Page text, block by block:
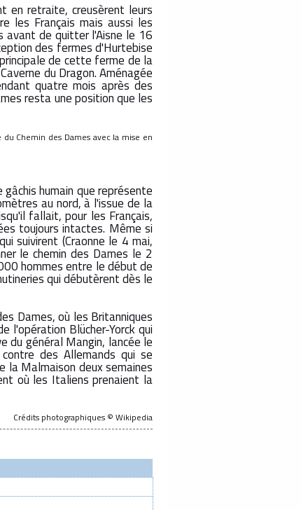
en retraite, creusèrent leurs
les Français mais aussi les
avant de quitter l'Aisne le 16
des fermes d'Hurtebise
de cette ferme de la
du Dragon. Aménagée
quatre mois après des
resta une position que les
Chemin des Dames avec la mise en
humain que représente
au nord, à l'issue de la
fallait, pour les Français,
toujours intactes. Même si
suivirent (Craonne le 4 mai,
le chemin des Dames le 2
hommes entre le début de
qui débutèrent dès le
Dames, où les Britanniques
l'opération Blücher-Yorck qui
du général Mangin, lancée le
des Allemands qui se
Malmaison deux semaines
où les Italiens prenaient la
Crédits photographiques © Wikipedia